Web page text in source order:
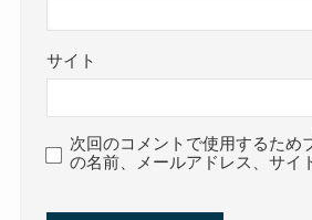
サイト
次回のコメントで使用するため
の名前、メールアドレス、サイ